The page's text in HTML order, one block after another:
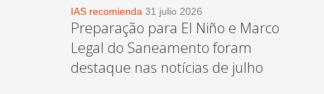
IAS recomienda 31 julio 2026
Preparação para El Niño e Marco
Legal do Saneamento foram
destaque nas notícias de julho